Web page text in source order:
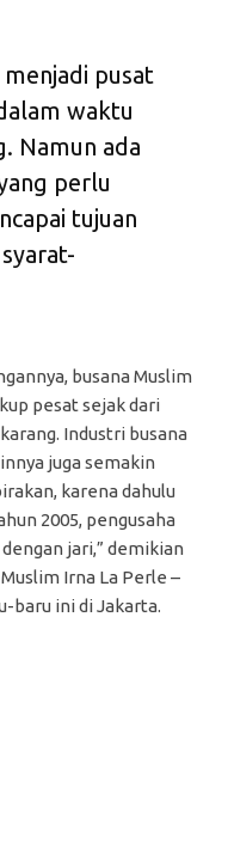
pusat
waktu
Namun ada
perlu
tujuan
busana Muslim
pesat sejak dari
Industri busana
juga semakin
karena dahulu
2005, pengusaha
jari,” demikian
Irna La Perle –
baru ini di Jakarta.